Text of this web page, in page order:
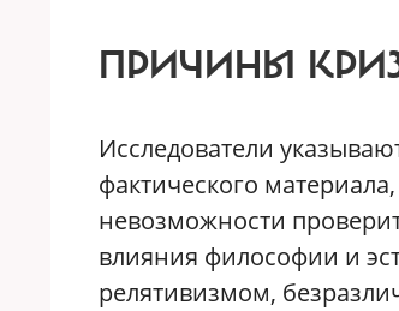
ПРИЧИНЫ
Исследователи
фактического
невозможности
влияния философии и
релятивизмом,